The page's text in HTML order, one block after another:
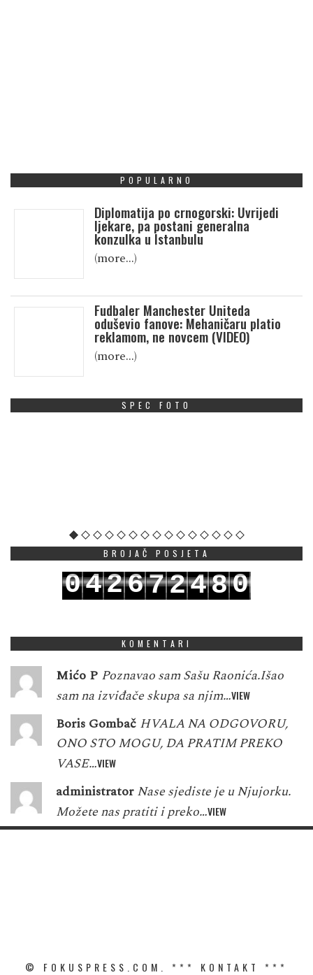
POPULARNO
Diplomatija po crnogorski: Uvrijedi
ljekare, pa postani generalna
konzulka u Istanbulu
(more…)
Fudbaler Manchester Uniteda
oduševio fanove: Mehaničaru platio
reklamom, ne novcem (VIDEO)
(more…)
SPEC FOTO
BROJAČ POSJETA
042672480
KOMENTARI
Mićo P Poznavao sam Sašu Raonića.Išao
sam na izviđače skupa sa njim…VIEW
Boris Gombač HVALA NA ODGOVORU,
ONO STO MOGU, DA PRATIM PREKO
VASE…VIEW
administrator Nase sjediste je u Njujorku.
Možete nas pratiti i preko…VIEW
© FOKUSPRESS.COM. *** KONTAKT
***